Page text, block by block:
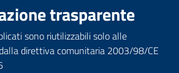
trasparente
sono riutilizzabili solo alle
direttiva comunitaria 2003/98/CE